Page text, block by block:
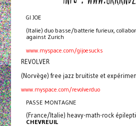
GI JOE
(Italie) duo basse/batterie furieux,
against Zurich
www.myspace.com/gijoesucks
REVOLVER
(Norvège) free jazz bruitiste et
www.myspace.com/revolverduo
PASSE MONTAGNE
(France/Italie) heavy-math-rock
CHEVREUIL